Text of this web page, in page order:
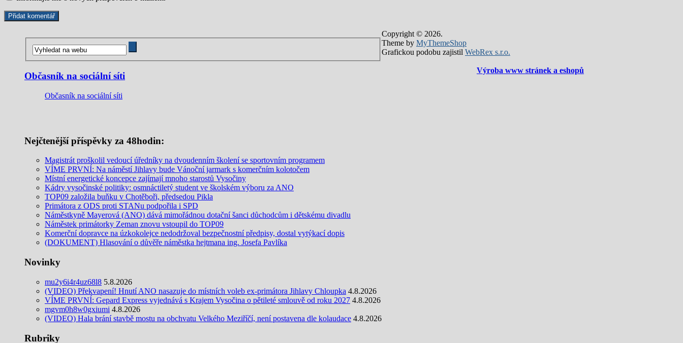
Občasník na sociální síti
Občasník na sociální síti
Nejčtenější příspěvky za 48hodin:
Magistrát proškolil vedoucí úředníky na dvoudenním školení se sportovním programem
VÍME PRVNÍ: Na náměstí Jihlavy bude Vánoční jarmark s komerčním kolotočem
Místní energetické koncepce zajímají mnoho starostů Vysočiny
Kádry vysočinské politiky: osmnáctiletý student ve školském výboru za ANO
TOP09 založila buňku v Chotěboři, předsedou Pikla
Primátora z ODS proti STANu podpořila i SPD
Náměstkyně Mayerová (ANO) dává mimořádnou dotační šanci důchodcům i dětskému divadlu
Náměstek primátorky Zeman znovu vstoupil do TOP09
Komerční dopravce na úzkokolejce nedodržoval bezpečnostní předpisy, dostal vytýkací dopis
(DOKUMENT) Hlasování o důvěře náměstka hejtmana ing. Josefa Pavlíka
Novinky
mu2y6i4r4uz68l8 5.8.2026
(VIDEO) Překvapení! Hnutí ANO nasazuje do místních voleb ex-primátora Jihlavy Chloupka 4.8.2026
VÍME PRVNÍ: Gepard Express vyjednává s Krajem Vysočina o pětileté smlouvě od roku 2027 4.8.2026
mgvm0h8w0gxiumi 4.8.2026
(VIDEO) Hala brání stavbě mostu na obchvatu Velkého Meziříčí, není postavena dle kolaudace 4.8.2026
Rubriky
Copyright © 2026.
Theme by MyThemeShop
Grafickou podobu zajistil WebRex s.r.o.
Výroba www stránek a eshopů